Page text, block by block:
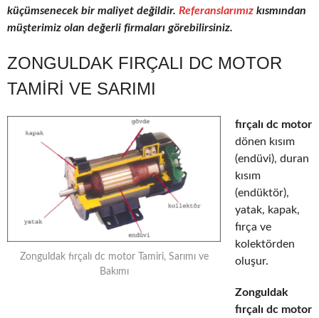
küçümsenecek bir maliyet değildir. Referanslarımız kısmından
müşterimiz olan değerli firmaları görebilirsiniz.
ZONGULDAK FIRÇALI DC MOTOR
TAMIRI VE SARIMI
Zonguldak fırçalı dc motor Tamiri, Sarımı ve
Bakımı
fırçalı dc motor
dönen kısım
(endüvi), duran
kısım
(endüktör),
yatak, kapak,
fırça ve
kolektörden
oluşur.
Zonguldak
fırçalı dc motor